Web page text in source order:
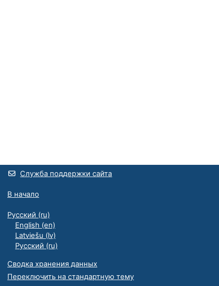
Служба поддержки сайта
В начало
Русский ‎(ru)‎
English ‎(en)‎
Latviešu ‎(lv)‎
Русский ‎(ru)‎
Сводка хранения данных
Переключить на стандартную тему